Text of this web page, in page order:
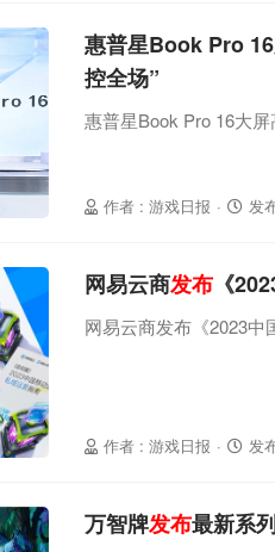
作者 : 游戏日报 · 发
惠普星Book Pro
控全场”
惠普星Book Pro 16大
作者 : 游戏日报 · 发
网易云商发布 《
网易云商发布《2023中
万智牌发布最新系